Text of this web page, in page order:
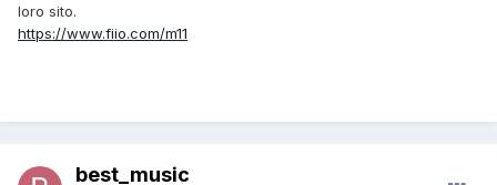
loro sito.
https://www.fiio.com/m11
best_music